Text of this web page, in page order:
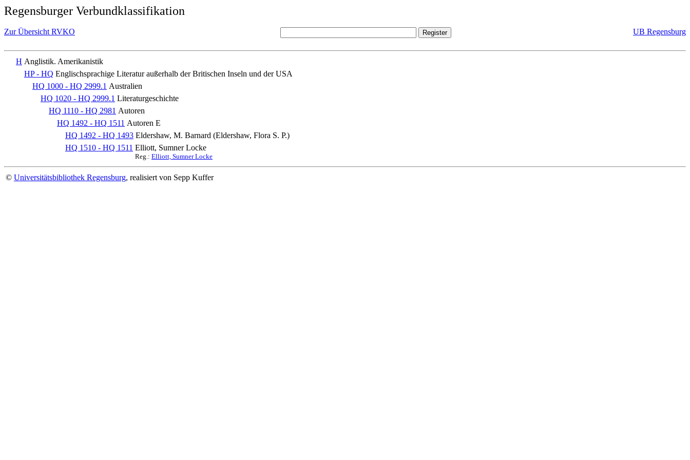
Regensburger Verbundklassifikation
Zur Übersicht RVKO UB Regensburg
H Anglistik. Amerikanistik
HP - HQ Englischsprachige Literatur außerhalb der Britischen Inseln und der USA
HQ 1000 - HQ 2999.1 Australien
HQ 1020 - HQ 2999.1 Literaturgeschichte
HQ 1110 - HQ 2981 Autoren
HQ 1492 - HQ 1511 Autoren E
HQ 1492 - HQ 1493 Eldershaw, M. Barnard (Eldershaw, Flora S. P.)
HQ 1510 - HQ 1511 Elliott, Sumner Locke
Reg.: Elliott, Sumner Locke
© Universitätsbibliothek Regensburg, realisiert von Sepp Kuffer